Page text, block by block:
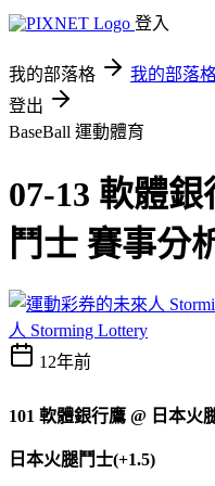
登入
我的部落格 我的部落
登出
BaseBall 運動體育
07-13 軟體
鬥士 賽事分
人 Storming Lottery
12年前
101 軟體銀行鷹 @ 日本火
日本火腿鬥士(+1.5)